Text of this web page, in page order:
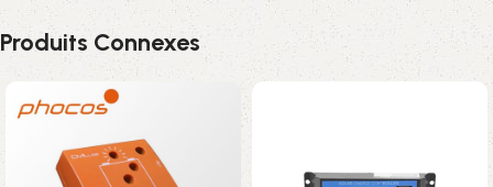
Produits Connexes